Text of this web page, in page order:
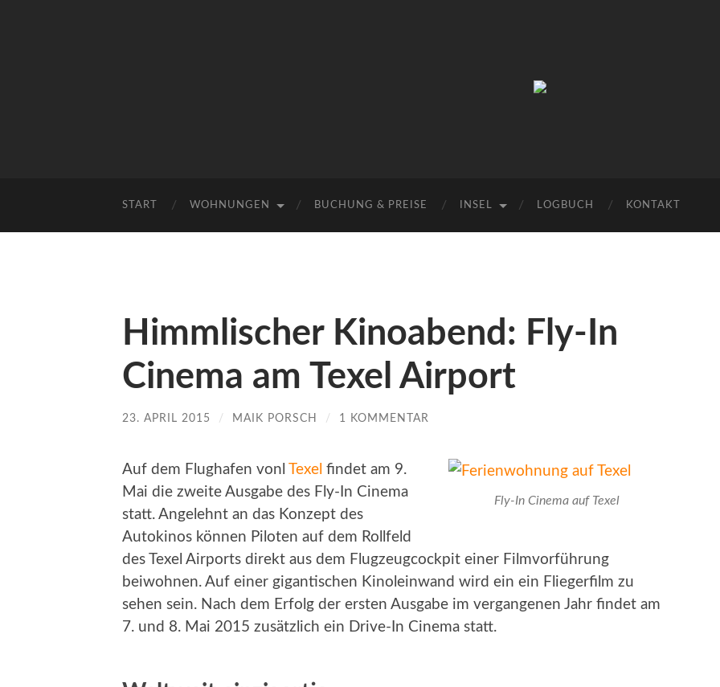
Porsch
START WOHNUNGEN BUCHUNG & PREISE INSEL LOGBUCH KONTAKT
Himmlischer Kinoabend: Fly-In
Cinema am Texel Airport
23. APRIL 2015 / MAIK PORSCH / 1 KOMMENTAR
Fly-In Cinema auf Texel
Auf dem Flughafen vonl Texel findet am 9.
Mai die zweite Ausgabe des Fly-In Cinema
statt. Angelehnt an das Konzept des
Autokinos können Piloten auf dem Rollfeld
des Texel Airports direkt aus dem Flugzeugcockpit einer Filmvorführung
beiwohnen. Auf einer gigantischen Kinoleinwand wird ein ein Fliegerfilm zu
sehen sein. Nach dem Erfolg der ersten Ausgabe im vergangenen Jahr findet am
7. und 8. Mai 2015 zusätzlich ein Drive-In Cinema statt.